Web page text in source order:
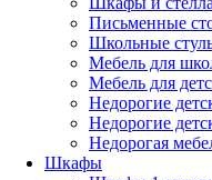
Письменные
Школьные
Мебель для
Мебель для
Недорогие
Недорогие
Недорогая
Шкафы